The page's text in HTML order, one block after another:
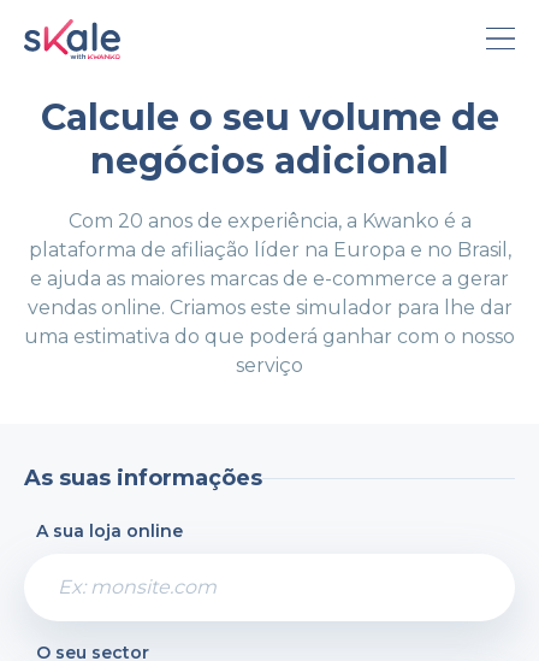
Funcionalidades
Tarifário
Blog
Português
Alemão
Espanhol
Calcule o seu volume de
negócios adicional
Com 20 anos de experiência, a Kwanko é a
plataforma de afiliação líder na Europa e no Brasil,
e ajuda as maiores marcas de e-commerce a gerar
vendas online. Criamos este simulador para lhe dar
uma estimativa do que poderá ganhar com o nosso
serviço
As suas informações
A sua loja online
O seu sector